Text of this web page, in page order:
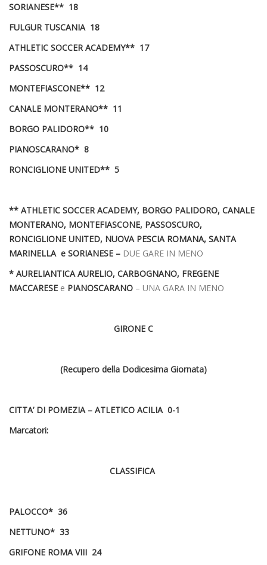
SORIANESE** 18
FULGUR TUSCANIA 18
ATHLETIC SOCCER ACADEMY** 17
PASSOSCURO** 14
MONTEFIASCONE** 12
CANALE MONTERANO** 11
BORGO PALIDORO** 10
PIANOSCARANO* 8
RONCIGLIONE UNITED** 5
** ATHLETIC SOCCER ACADEMY, BORGO PALIDORO, CANALE
MONTERANO, MONTEFIASCONE, PASSOSCURO,
RONCIGLIONE UNITED, NUOVA PESCIA ROMANA, SANTA
MARINELLA e SORIANESE – DUE GARE IN MENO
* AURELIANTICA AURELIO, CARBOGNANO, FREGENE
MACCARESE e PIANOSCARANO – UNA GARA IN MENO
GIRONE C
(Recupero della Dodicesima Giornata)
CITTA’ DI POMEZIA – ATLETICO ACILIA 0-1
Marcatori:
CLASSIFICA
PALOCCO* 36
NETTUNO* 33
GRIFONE ROMA VIII 24